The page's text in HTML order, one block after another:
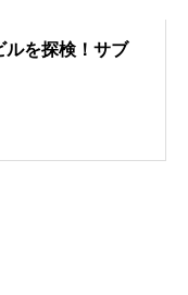
ルを探検！サブ